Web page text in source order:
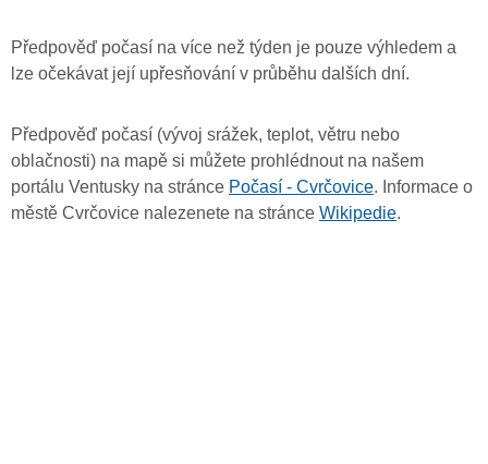
Předpověď počasí na více než týden je pouze výhledem a
lze očekávat její upřesňování v průběhu dalších dní.
Předpověď počasí (vývoj srážek, teplot, větru nebo
oblačnosti) na mapě si můžete prohlédnout na našem
portálu Ventusky na stránce Počasí - Cvrčovice. Informace o
městě Cvrčovice nalezenete na stránce Wikipedie.